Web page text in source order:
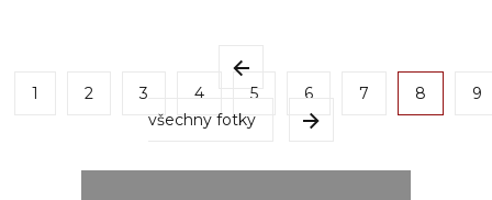
1 2 3 4 5 6 7 8
9
všechny fotky